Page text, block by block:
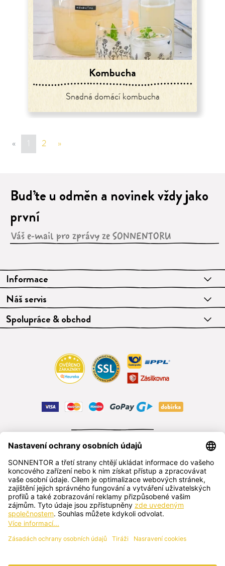
Kombucha
Snadná domácí kombucha
« sr.page.previous
1 2 »
Informace
Náš servis
Spolupráce & obchod
Buďte u odměn a novinek vždy jako
první
čeština
SONNENTOR s.r.o.
Příhon 943, 696 15 Čejkovice, Česká republika
+420 518 362 687 sonnentor@sonnentor.cz